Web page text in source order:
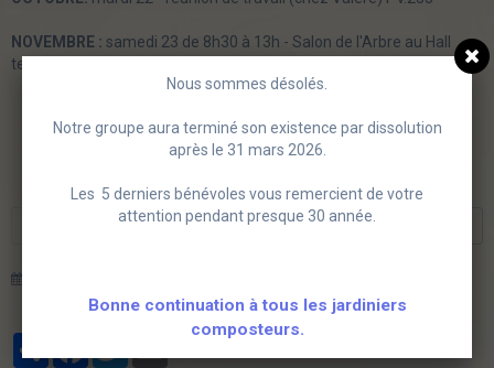
NOVEMBRE : samedi 23 de 8h30 à 13h - Salon de l'Arbre au Hall
technique de la commune.
1 / 10
Nous sommes désolés.
Notre groupe aura terminé son existence par dissolution
après le 31 mars 2026.
Les 5 derniers bénévoles vous remercient de votre
attention pendant presque 30 année.
Bonne continuation à tous les jardiniers
composteurs.